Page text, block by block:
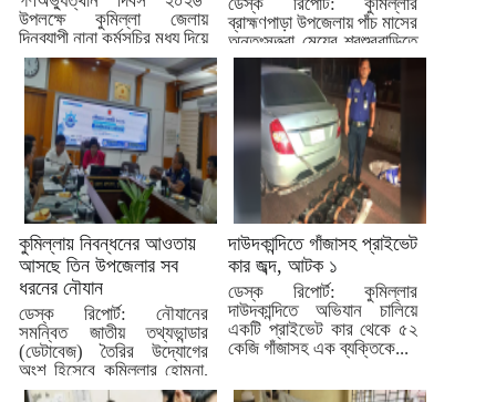
উপলক্ষে কুমিল্লা জেলায়
দিনব্যাপী নানা কর্মসূচির মধ্য দিয়ে
দিবসটি...
ব্রাহ্মণপাড়া উপজেলায় পাঁচ মাসের
অন্তঃসত্ত্বা মেয়ের শ্বশুরবাড়িতে
নাস্তা না দেওয়া নিয়ে বিরোধের...
কুমিল্লায় নিবন্ধনের আওতায়
আসছে তিন উপজেলার সব
ধরনের নৌযান
ডেস্ক রিপোর্ট: নৌযানের
সমন্বিত জাতীয় তথ্যভান্ডার
(ডেটাবেজ) তৈরির উদ্যোগের
অংশ হিসেবে কুমিল্লার হোমনা,
মেঘনা ও...
দাউদকান্দিতে গাঁজাসহ প্রাইভেট
কার জব্দ, আটক ১
ডেস্ক রিপোর্ট: কুমিল্লার
দাউদকান্দিতে অভিযান চালিয়ে
একটি প্রাইভেট কার থেকে ৫২
কেজি গাঁজাসহ এক ব্যক্তিকে...